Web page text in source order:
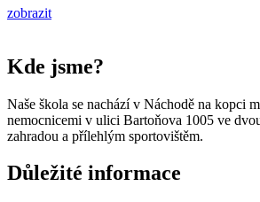
zobrazit
Kde jsme?
Naše škola se nachází v Náchodě na kopci
nemocnicemi v ulici Bartoňova 1005 ve
zahradou a přílehlým sportovištěm.
Důležité informace